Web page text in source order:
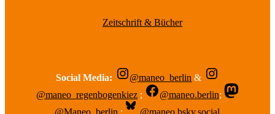
Zeitschrift & Bücher
Social Media: @maneo_berlin &
@maneo_regenbogenkiez ; @maneo.berlin;
@Maneo_berlin ; @maneo.bsky.social